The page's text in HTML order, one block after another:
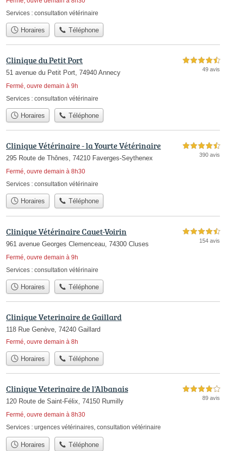
Services : consultation vétérinaire
Horaires Téléphone
Clinique du Petit Port
51 avenue du Petit Port, 74940 Annecy
Fermé, ouvre demain à 9h
4,5 étoiles sur 5
49 avis
Services : consultation vétérinaire
Horaires Téléphone
Clinique Vétérinaire - la Yourte Vétérinaire
295 Route de Thônes, 74210 Faverges-Seythenex
Fermé, ouvre demain à 8h30
4,5 étoiles sur 5
390 avis
Services : consultation vétérinaire
Horaires Téléphone
Clinique Vétérinaire Cauet-Voirin
961 avenue Georges Clemenceau, 74300 Cluses
Fermé, ouvre demain à 9h
4,5 étoiles sur 5
154 avis
Services : consultation vétérinaire
Horaires Téléphone
Clinique Veterinaire de Gaillard
118 Rue Genève, 74240 Gaillard
Fermé, ouvre demain à 8h
Horaires Téléphone
Clinique Veterinaire de l'Albanais
120 Route de Saint-Félix, 74150 Rumilly
Fermé, ouvre demain à 8h30
4,0 étoiles sur 5
89 avis
Services : urgences vétérinaires, consultation vétérinaire
Horaires Téléphone